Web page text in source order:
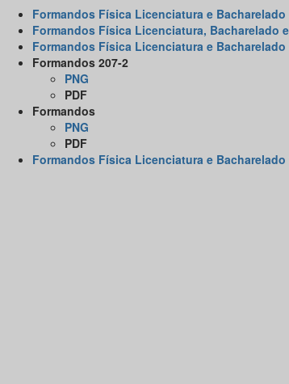
Formandos Física Licenciatura e Bacharelado
Formandos Física Licenciatura, Bacharelado
Formandos Física Licenciatura e Bacharelado
Formandos 207-2
PNG
PDF
Formandos
PNG
PDF
Formandos Física Licenciatura e Bacharelado